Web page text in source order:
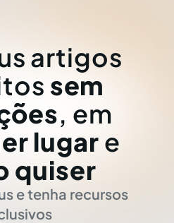
artigos
sem
, em
lugar e
quiser
e tenha recursos